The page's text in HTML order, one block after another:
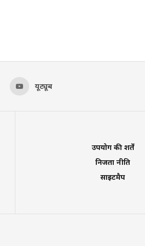
यूट्यूब
उपयोग की शर्तें
निजता नीति
साइटमैप